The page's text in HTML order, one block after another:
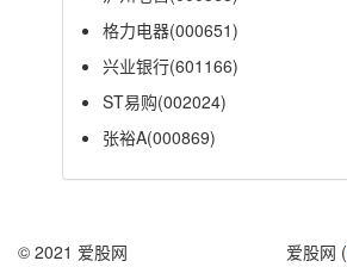
格力电器(000651)
兴业银行(601166)
ST易购(002024)
张裕A(000869)
© 2021 爱股网 爱股网 (